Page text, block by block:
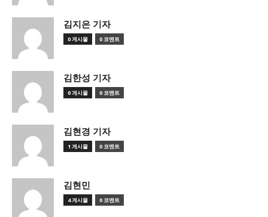
김지은 기자
0 게시물 0 코멘트
김한성 기자
0 게시물 0 코멘트
김현경 기자
1 게시물 0 코멘트
김현민
4 게시물 0 코멘트